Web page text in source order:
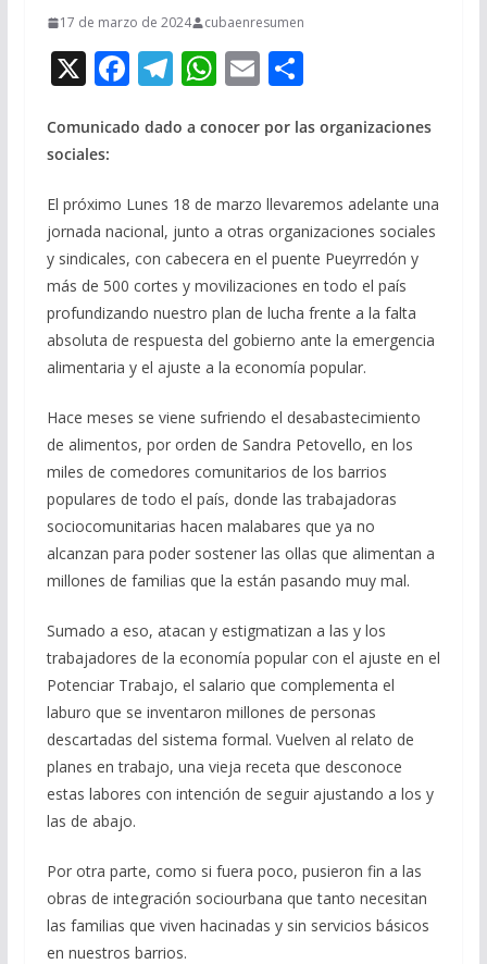
17 de marzo de 2024 cubaenresumen
X F
e
o
o
k
T
e
a
m
W
at
A
p
p
E
ai
C
m
ar
ti
r
Comunicado dado a conocer por las organizaciones
sociales:
El próximo Lunes 18 de marzo llevaremos adelante una
jornada nacional, junto a otras organizaciones sociales
y sindicales, con cabecera en el puente Pueyrredón y
más de 500 cortes y movilizaciones en todo el país
profundizando nuestro plan de lucha frente a la falta
absoluta de respuesta del gobierno ante la emergencia
alimentaria y el ajuste a la economía popular.
Hace meses se viene sufriendo el desabastecimiento
de alimentos, por orden de Sandra Petovello, en los
miles de comedores comunitarios de los barrios
populares de todo el país, donde las trabajadoras
sociocomunitarias hacen malabares que ya no
alcanzan para poder sostener las ollas que alimentan a
millones de familias que la están pasando muy mal.
Sumado a eso, atacan y estigmatizan a las y los
trabajadores de la economía popular con el ajuste en el
Potenciar Trabajo, el salario que complementa el
laburo que se inventaron millones de personas
descartadas del sistema formal. Vuelven al relato de
planes en trabajo, una vieja receta que desconoce
estas labores con intención de seguir ajustando a los y
las de abajo.
Por otra parte, como si fuera poco, pusieron fin a las
obras de integración sociourbana que tanto necesitan
las familias que viven hacinadas y sin servicios básicos
en nuestros barrios.